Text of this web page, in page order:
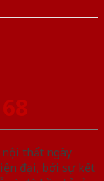
nội thất ngày
đại, bởi sự kết